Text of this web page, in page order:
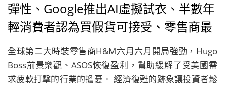
彈性、Google推出AI虛擬試衣、半數年
輕消費者認為買假貨可接受、零售商最
好緊密參與供應鏈
全球第二大時裝零售商H&M六月六月開局強勁，Hugo
Boss前景樂觀、ASOS恢復盈利，幫助緩解了受美國需
求疲軟打擊的行業的擔憂。 經濟復甦的跡象讓投資者鬆